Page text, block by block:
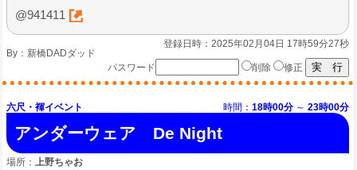
@941411
登録日時：2025年02月04日 17時59分27秒
By： 新橋DADダッド
パスワード
削除 修正
六尺・褌イベント 時間： 18時00分 ～ 23時00分
アンダーウェア De Night
場所： 上野ちゃお